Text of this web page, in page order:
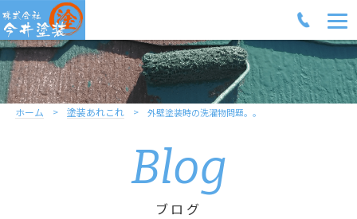
ホーム 塗装あれこれ 外壁塗装時の洗濯物問題。。
Blog
ブログ